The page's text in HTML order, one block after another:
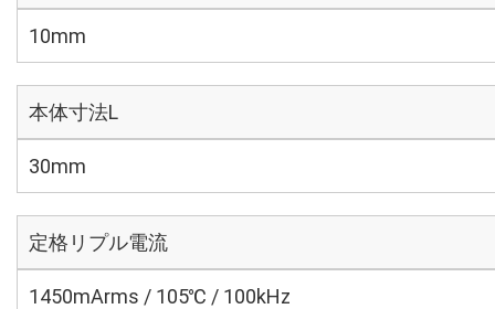
10mm
本体寸法L
30mm
定格リプル電流
1450mArms / 105℃ / 100kHz